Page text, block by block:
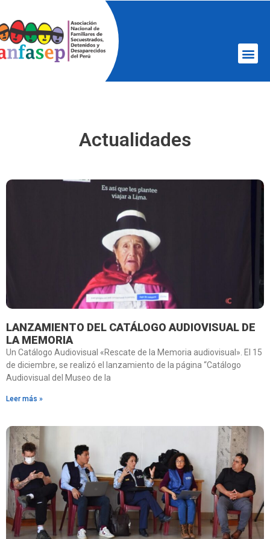
Actualidades
LANZAMIENTO DEL CATÁLOGO AUDIOVISUAL DE
LA MEMORIA
Un Catálogo Audiovisual «Rescate de la Memoria audiovisual». El 15
de diciembre, se realizó el lanzamiento de la página “Catálogo
Audiovisual del Museo de la
Leer más »